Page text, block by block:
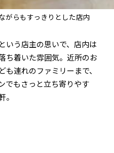
がらもすっきりとした店内
いう店主の思いで、店内は
ち着いた雰囲気。近所のお
連れのファミリーまで、
でもさっと立ち寄りやす
。